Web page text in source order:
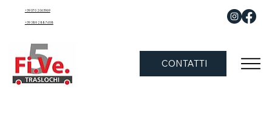
CONTATTI
+39 070 2063969
+39 389 288 7658